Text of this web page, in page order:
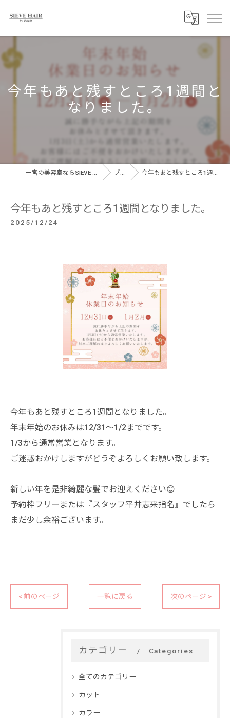
今年もあと残すところ1週間と
なりました。
一宮の美容室ならSIEVE HAIR 一宮駅前店 ブログ 今年もあと残すところ1週間となりました。
今年もあと残すところ1週間となりました。
2025/12/24
今年もあと残すところ1週間となりました。
年末年始のお休みは12/31〜1/2までです。
1/3から通常営業となります。
ご迷惑おかけしますがどうぞよろしくお願い致します。
新しい年を是非綺麗な髪でお迎えください😊
予約枠フリーまたは『スタッフ平井志来指名』でしたら
まだ少し余裕ございます。
< 前のページ 一覧に戻る 次のページ >
カテゴリー Categories
全てのカテゴリー
カット
カラー